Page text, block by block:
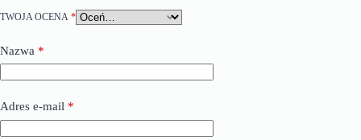
TWOJA OCENA *
Nazwa *
Adres e-mail *